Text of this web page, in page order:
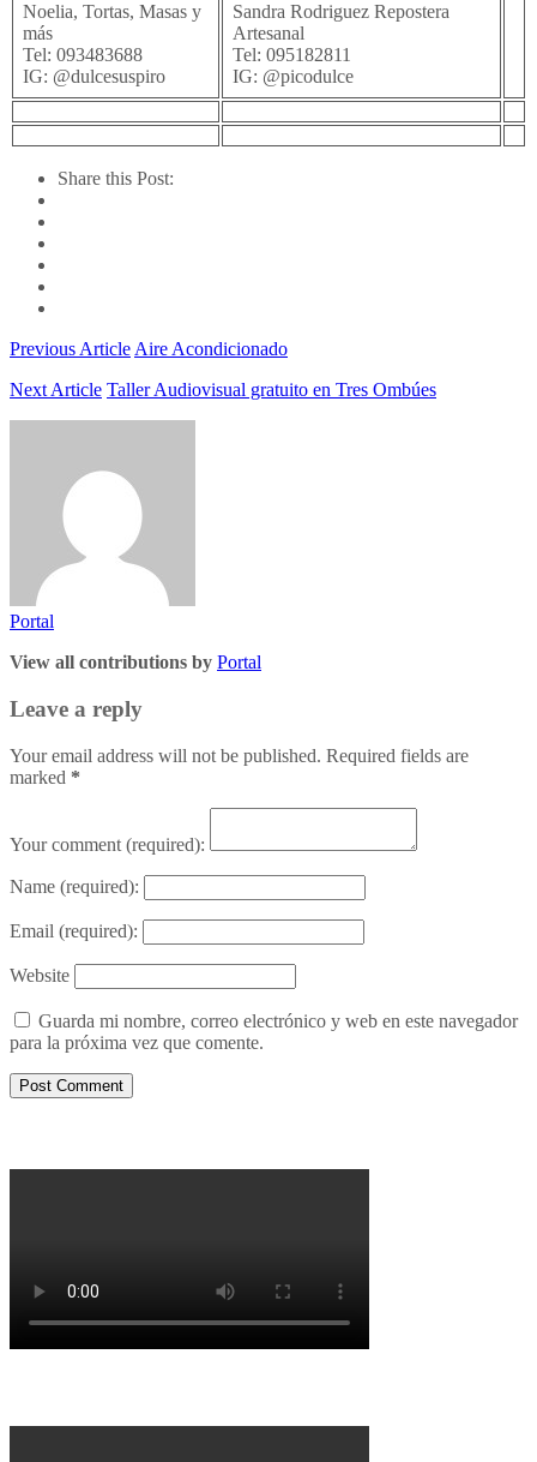
Noelia, Tortas, Masas y
más
Tel: 093483688
IG: @dulcesuspiro
Sandra Rodriguez Repostera
Artesanal
Tel: 095182811
IG: @picodulce
Share this Post:
Previous ArticleAire Acondicionado
Next Article Taller Audiovisual gratuito en Tres Ombúes
Portal
View all contributions by Portal
Leave a reply
Your email address will not be published. Required fields are
marked *
Your comment (required):
Name (required):
Email (required):
Website
Guarda mi nombre, correo electrónico y web en este navegador
para la próxima vez que comente.